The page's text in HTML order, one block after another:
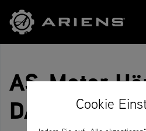
AS-Motor
DA
Cookie